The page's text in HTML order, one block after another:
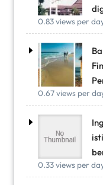
0.83 views per
0.67 views per
0.33 views per